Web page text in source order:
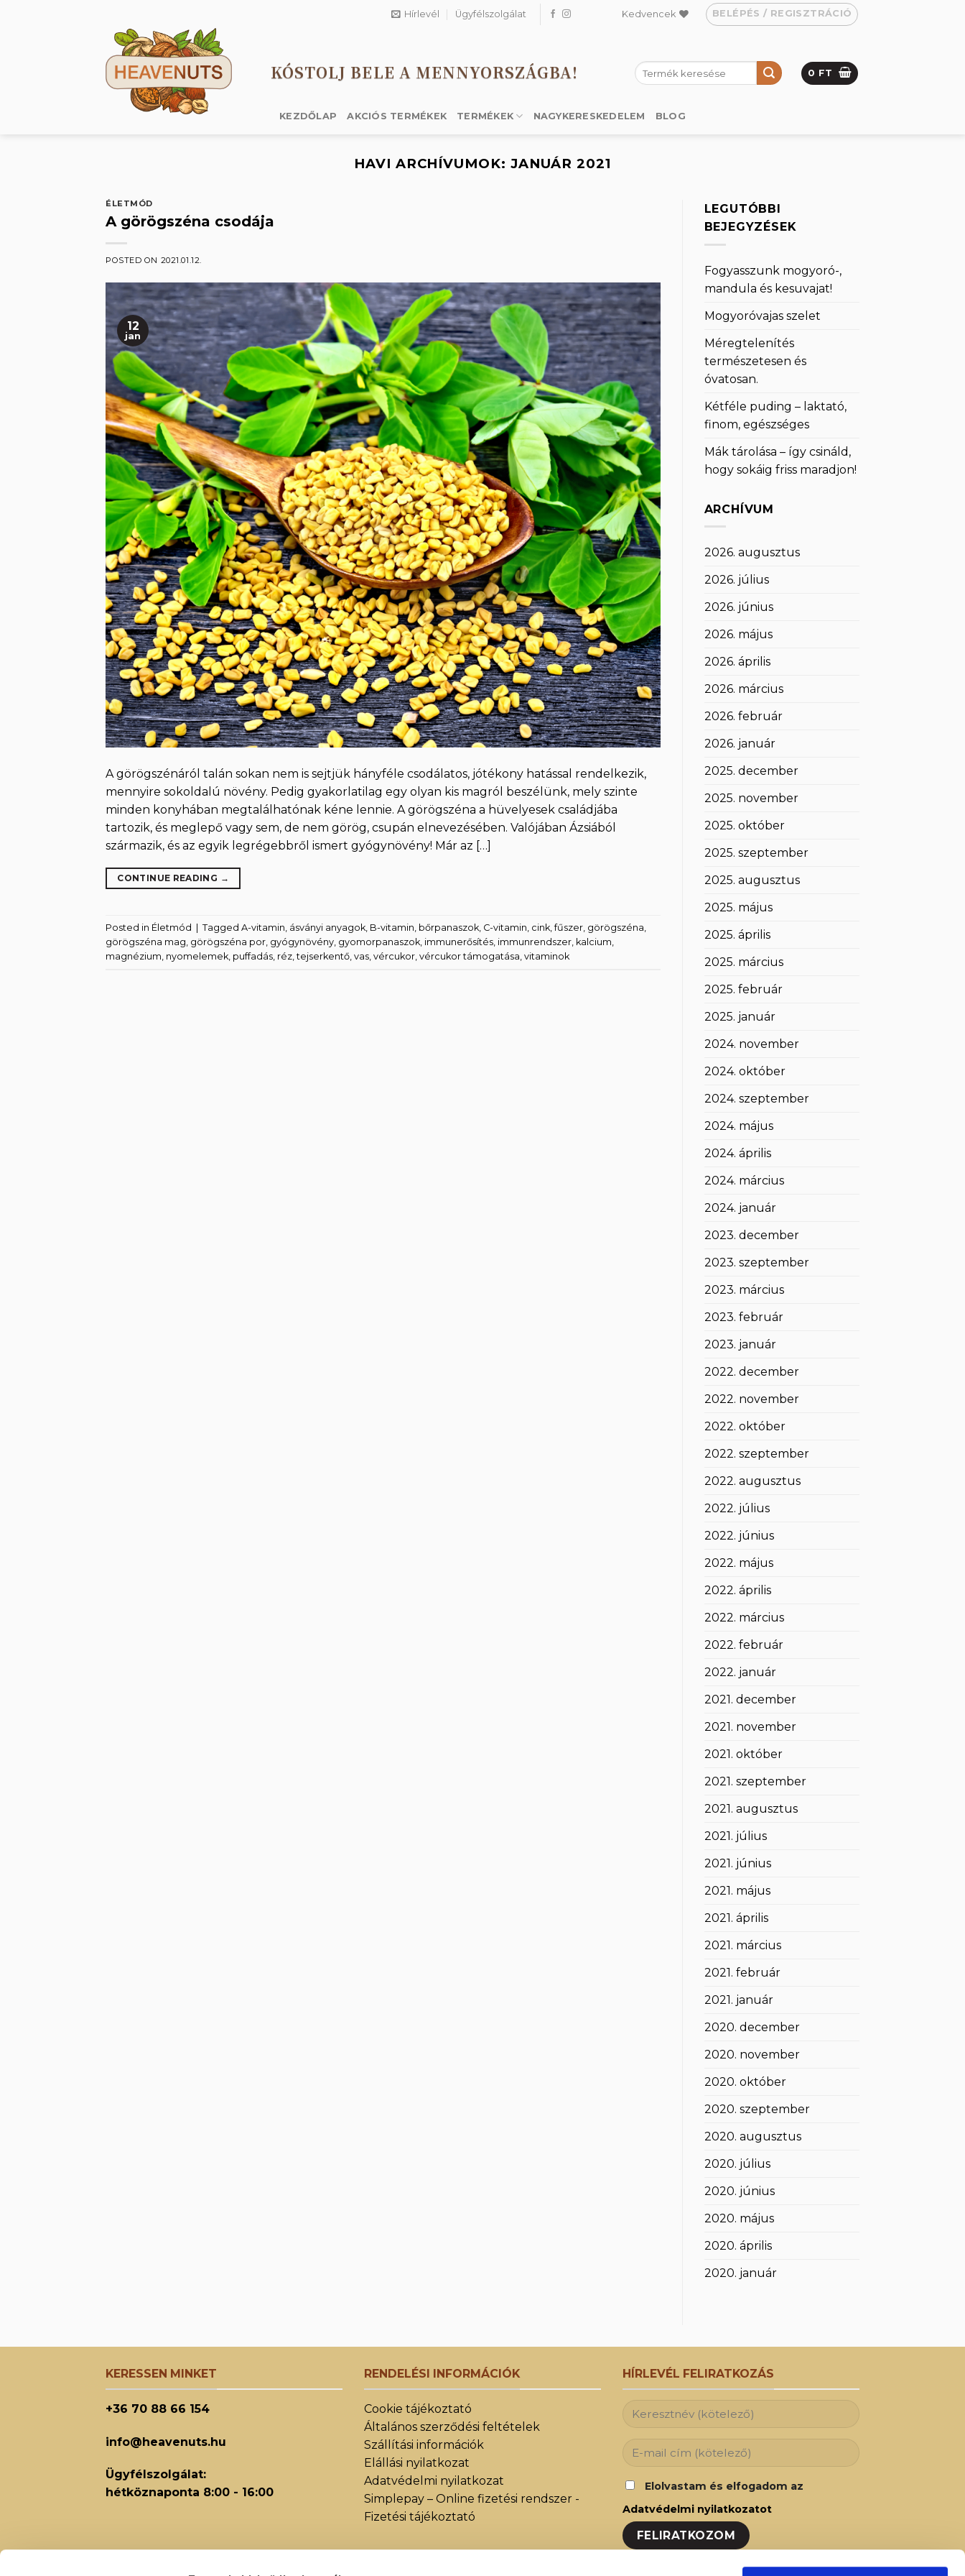
Hírlevél Ügyfélszolgálat Kedvencek BELÉPÉS / REGISZTRÁCIÓ
KÓSTOLJ BELE A MENNYORSZÁGBA!
Keresés
a
0 FT
KEZDŐLAP AKCIÓS TERMÉKEK TERMÉKEK NAGYKERESKEDELEM BLOG
HAVI ARCHÍVUMOK: JANUÁR 2021
ÉLETMÓD
A görögszéna csodája
POSTED ON 2021.01.12.
12
jan
A görögszénáról talán sokan nem is sejtjük hányféle csodálatos, jótékony hatással rendelkezik,
mennyire sokoldalú növény. Pedig gyakorlatilag egy olyan kis magról beszélünk, mely szinte
minden konyhában megtalálhatónak kéne lennie. A görögszéna a hüvelyesek családjába
tartozik, és meglepő vagy sem, de nem görög, csupán elnevezésében. Valójában Ázsiából
származik, és az egyik legrégebbről ismert gyógynövény! Már az […]
CONTINUE READING →
Posted in Életmód Tagged A-vitamin ásványi anyagok B-vitamin bőrpanaszok C-vitamin cink ,fűszer görögszéna
görögszéna mag görögszéna por gyógynövény gyomorpanaszok immunerősítés immunrendszer kalcium
magnézium nyomelemek puffadás réz ,tejserkentő vas vércukor vércukor támogatása vitaminok
LEGUTÓBBI
BEJEGYZÉSEK
Fogyasszunk mogyoró-,
mandula és kesuvajat!
Mogyoróvajas szelet
Méregtelenítés
természetesen és
óvatosan.
Kétféle puding – laktató,
finom, egészséges
Mák tárolása – így csináld,
hogy sokáig friss maradjon!
ARCHÍVUM
2026. augusztus
2026. július
2026. június
2026. május
2026. április
2026. március
2026. február
2026. január
2025. december
2025. november
2025. október
2025. szeptember
2025. augusztus
2025. május
2025. április
2025. március
2025. február
2025. január
2024. november
2024. október
2024. szeptember
2024. május
2024. április
2024. március
2024. január
2023. december
2023. szeptember
2023. március
2023. február
2023. január
2022. december
2022. november
2022. október
2022. szeptember
2022. augusztus
2022. július
2022. június
2022. május
2022. április
2022. március
2022. február
2022. január
2021. december
2021. november
2021. október
2021. szeptember
2021. augusztus
2021. július
2021. június
2021. május
2021. április
2021. március
2021. február
2021. január
2020. december
2020. november
2020. október
2020. szeptember
2020. augusztus
2020. július
2020. június
2020. május
2020. április
2020. január
KERESSEN MINKET
+36 70 88 66 154
info@heavenuts.hu
Ügyfélszolgálat:
hétköznaponta 8:00 - 16:00
RENDELÉSI INFORMÁCIÓK
Cookie tájékoztató
Általános szerződési feltételek
Szállítási információk
Elállási nyilatkozat
Adatvédelmi nyilatkozat
Simplepay – Online fizetési rendszer -
Fizetési tájékoztató
HÍRLEVÉL FELIRATKOZÁS
Elolvastam és elfogadom az
Adatvédelmi nyilatkozatot